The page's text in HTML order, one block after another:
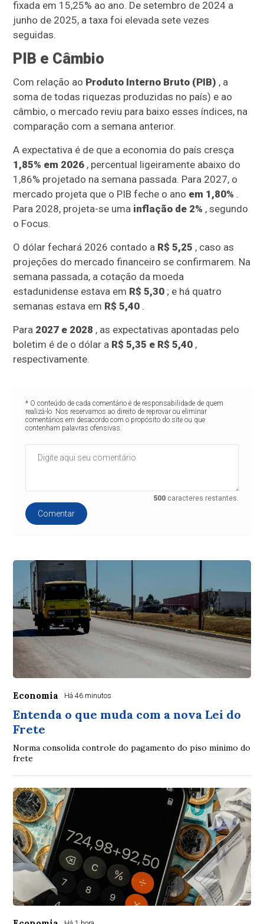
fixada em 15,25% ao ano. De setembro de 2024 a
junho de 2025, a taxa foi elevada sete vezes
seguidas.
PIB e Câmbio
Com relação ao Produto Interno Bruto (PIB) , a
soma de todas riquezas produzidas no país) e ao
câmbio, o mercado reviu para baixo esses índices, na
comparação com a semana anterior.
A expectativa é de que a economia do país cresça
1,85% em 2026 , percentual ligeiramente abaixo do
1,86% projetado na semana passada. Para 2027, o
mercado projeta que o PIB feche o ano em 1,80% .
Para 2028, projeta-se uma inflação de 2% , segundo
o Focus.
O dólar fechará 2026 contado a R$ 5,25 , caso as
projeções do mercado financeiro se confirmarem. Na
semana passada, a cotação da moeda
estadunidense estava em R$ 5,30 ; e há quatro
semanas estava em R$ 5,40 .
Para 2027 e 2028 , as expectativas apontadas pelo
boletim é de o dólar a R$ 5,35 e R$ 5,40 ,
respectivamente.
* O conteúdo de cada comentário é de responsabilidade de quem
realizá-lo. Nos reservamos ao direito de reprovar ou eliminar
comentários em desacordo com o propósito do site ou que
contenham palavras ofensivas.
500 caracteres restantes.
Comentar
Economia Há 46 minutos
Entenda o que muda com a nova Lei do
Frete
Norma consolida controle do pagamento do piso mínimo do
frete